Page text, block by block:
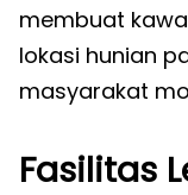
membuat
lokasi hunian
masyarakat
Fasilitas